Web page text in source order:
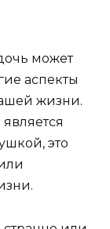
может
аспекты
жизни.
это